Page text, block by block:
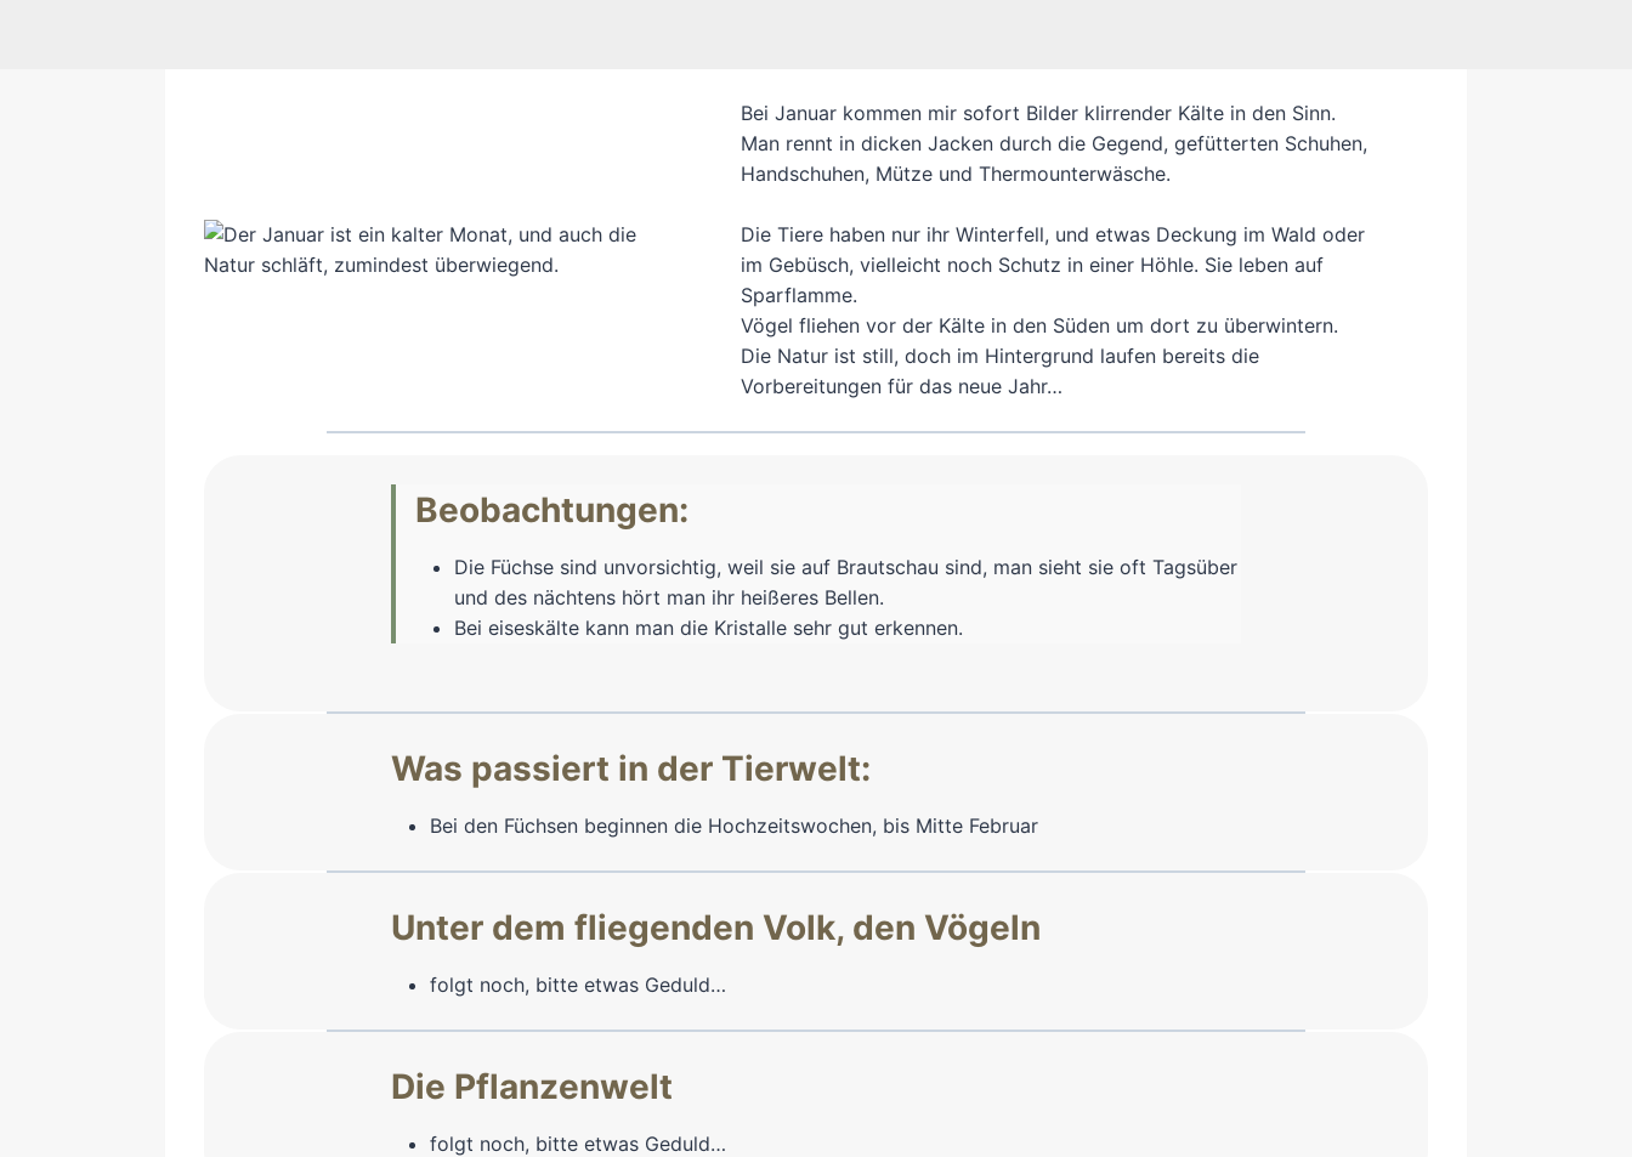
Bei Januar kommen mir sofort Bilder klirrender Kälte in den Sinn.
Man rennt in dicken Jacken durch die Gegend, gefütterten Schuhen,
Handschuhen, Mütze und Thermounterwäsche.
Die Tiere haben nur ihr Winterfell, und etwas Deckung im Wald oder
im Gebüsch, vielleicht noch Schutz in einer Höhle. Sie leben auf
Sparflamme.
Vögel fliehen vor der Kälte in den Süden um dort zu überwintern.
Die Natur ist still, doch im Hintergrund laufen bereits die
Vorbereitungen für das neue Jahr…
Beobachtungen:
Die Füchse sind unvorsichtig, weil sie auf Brautschau sind, man sieht sie oft Tagsüber
und des nächtens hört man ihr heißeres Bellen.
Bei eiseskälte kann man die Kristalle sehr gut erkennen.
Was passiert in der Tierwelt:
Bei den Füchsen beginnen die Hochzeitswochen, bis Mitte Februar
Unter dem fliegenden Volk, den Vögeln
folgt noch, bitte etwas Geduld…
Die Pflanzenwelt
folgt noch, bitte etwas Geduld…